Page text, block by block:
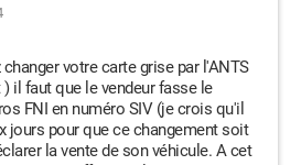
votre carte grise par l'ANTS
il faut que le vendeur fasse le
FNI en numéro SIV (je crois qu'il
jours pour que ce changement soit
la vente de son véhicule. A cet